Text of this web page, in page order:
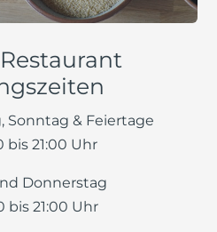
Sonntag & Feiertage
bis 21:00 Uhr
Donnerstag
bis 21:00 Uhr